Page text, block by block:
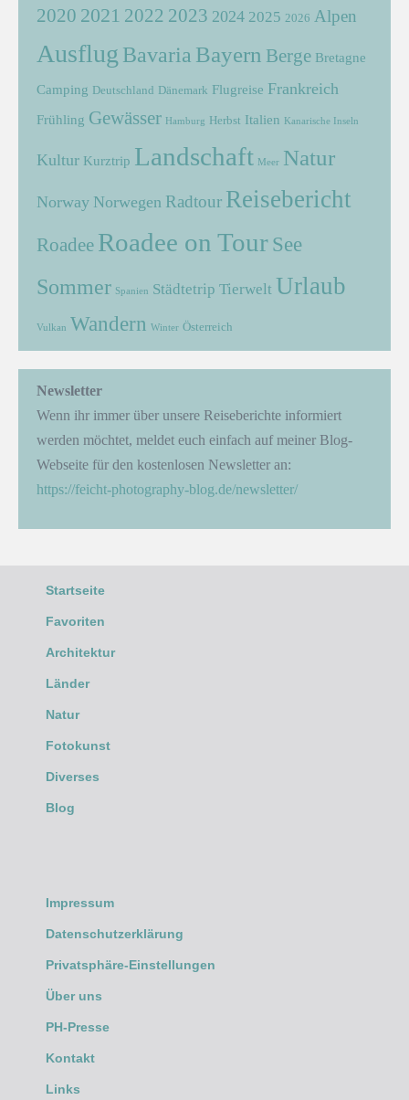
2020 2021 2022 2023 2024 2025 2026 Alpen
Ausflug Bavaria Bayern Berge Bretagne
Camping Deutschland Dänemark Flugreise Frankreich
Frühling Gewässer Hamburg Herbst Italien Kanarische Inseln
Kultur Kurztrip Landschaft Meer Natur
Norway Norwegen Radtour Reisebericht
Roadee Roadee on Tour See
Sommer Spanien Städtetrip Tierwelt Urlaub
Vulkan Wandern Winter Österreich
Newsletter
Wenn ihr immer über unsere Reiseberichte informiert
werden möchtet, meldet euch einfach auf meiner Blog-
Webseite für den kostenlosen Newsletter an:
https://feicht-photography-blog.de/newsletter/
Startseite
Favoriten
Architektur
Länder
Natur
Fotokunst
Diverses
Blog
Impressum
Datenschutzerklärung
Privatsphäre-Einstellungen
Über uns
PH-Presse
Kontakt
Links